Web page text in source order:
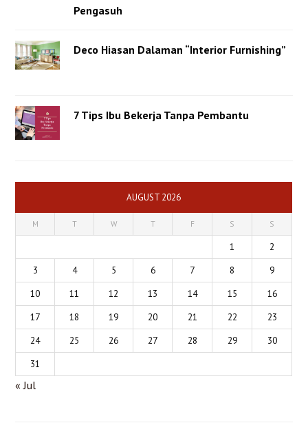
Pengasuh
Deco Hiasan Dalaman “Interior Furnishing”
7 Tips Ibu Bekerja Tanpa Pembantu
AUGUST 2026
M T W T F S S
1
2
3
4 5 6 7 8
9
10
11 12 13 14 15
16
17
18 19 20 21 22
23
24
25 26 27 28 29
30
31
« Jul